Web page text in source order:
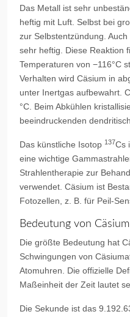
Das Metall ist sehr
heftig mit Luft. Selbst bei
zur Selbstentzündung.
sehr heftig. Diese Reaktion
Temperaturen von −116°C
Verhalten wird Cäsium in
unter Inertgas aufbewahrt.
°C. Beim Abkühlen
beeindruckenden
Das künstliche Isotop 137Cs
eine wichtige
Strahlentherapie zur
verwendet. Cäsium ist
Fotozellen, z. B. für Peil-
Bedeutung von Cäsium
Die größte Bedeutung hat
Schwingungen von
Atomuhren. Die offizielle
Maßeinheit der Zeit lautet
Die Sekunde ist das